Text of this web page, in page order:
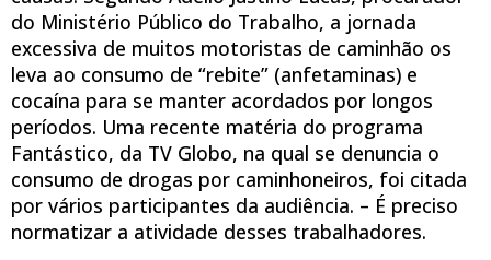
do Ministério Público do Trabalho, a jornada
excessiva de muitos motoristas de caminhão os
leva ao consumo de “rebite” (anfetaminas) e
cocaína para se manter acordados por longos
períodos. Uma recente matéria do programa
Fantástico, da TV Globo, na qual se denuncia o
consumo de drogas por caminhoneiros, foi citada
por vários participantes da audiência. – É preciso
normatizar a atividade desses trabalhadores.